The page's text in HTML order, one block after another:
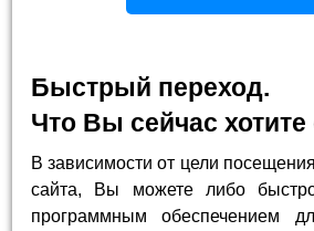
Быстрый переход.
Что Вы сейчас хотите
В зависимости от цели
сайта, Вы можете либо
программным обеспечением